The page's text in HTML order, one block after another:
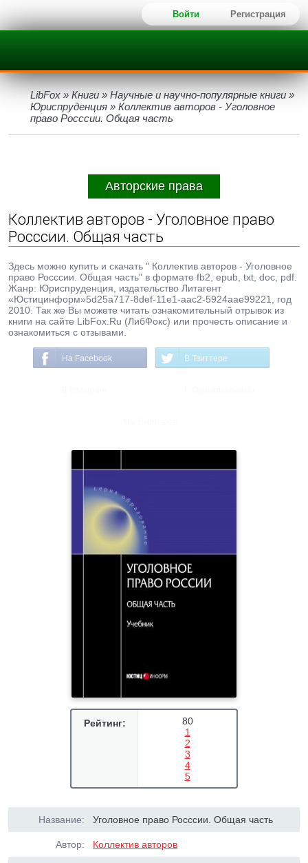
Войти Регистрация
LibFox » Книги » Научные и научно-популярные книги »
Юриспруденция » Коллектив авторов - Уголовное
право Росссии. Общая часть
Авторские права
Коллектив авторов - Уголовное право
Росссии. Общая часть
Здесь можно купить и скачать " Коллектив авторов - Уголовное
право Росссии. Общая часть" в формате fb2, epub, txt, doc, pdf.
Жанр: Юриспруденция, издательство Литагент
«Юстицинформ»5d25a717-8def-11e1-aac2-5924aae99221, год
2010. Так же Вы можете читать ознакомительный отрывок из
книги на сайте LibFox.Ru (ЛибФокс) или прочесть описание и
ознакомиться с отзывами.
На Facebook В Твиттере
Рейтинг:
80
1
2
3
4
5
Название: Уголовное право Росссии. Общая часть
Автор: Коллектив авторов